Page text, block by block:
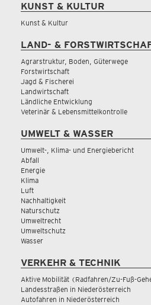
KUNST & KULTUR
Kunst & Kultur
LAND- &
Agrarstruktur, Boden, Güterwege
Forstwirtschaft
Jagd & Fischerei
Landwirtschaft
Ländliche Entwicklung
Veterinär & Lebensmittelkontrolle
UMWELT & WASSER
Umwelt-, Klima- und Energiebericht
Abfall
Energie
Klima
Luft
Nachhaltigkeit
Naturschutz
Umweltrecht
Umweltschutz
Wasser
VERKEHR & TECHNIK
Aktive Mobilität (Radfahren/Zu-Fuß-
Landesstraßen in Niederösterreich
Autofahren in Niederösterreich